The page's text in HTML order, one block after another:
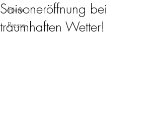
Intern
Presse
Saisoneröffnung bei
traumhaften Wetter!